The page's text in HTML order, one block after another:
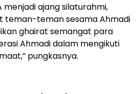
menjadi ajang silaturahmi,
teman-teman sesama Ahmadi
ghairat semangat para
Ahmadi dalam mengikuti
pungkasnya.